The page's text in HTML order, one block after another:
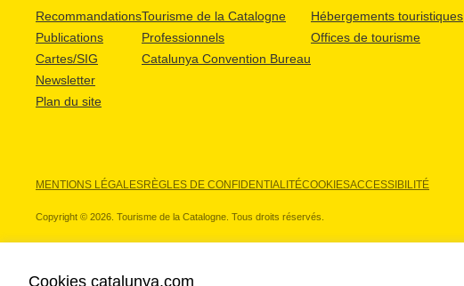
Recommandations
Publications
Cartes/SIG
Newsletter
Plan du site
Tourisme de la Catalogne
Professionnels
Catalunya Convention Bureau
Hébergements touristiques
Offices de tourisme
MENTIONS LÉGALESRÈGLES DE CONFIDENTIALITÉCOOKIESACCESSIBILITÉ
Copyright © 2026. Tourisme de la Catalogne. Tous droits réservés.
Cookies catalunya.com